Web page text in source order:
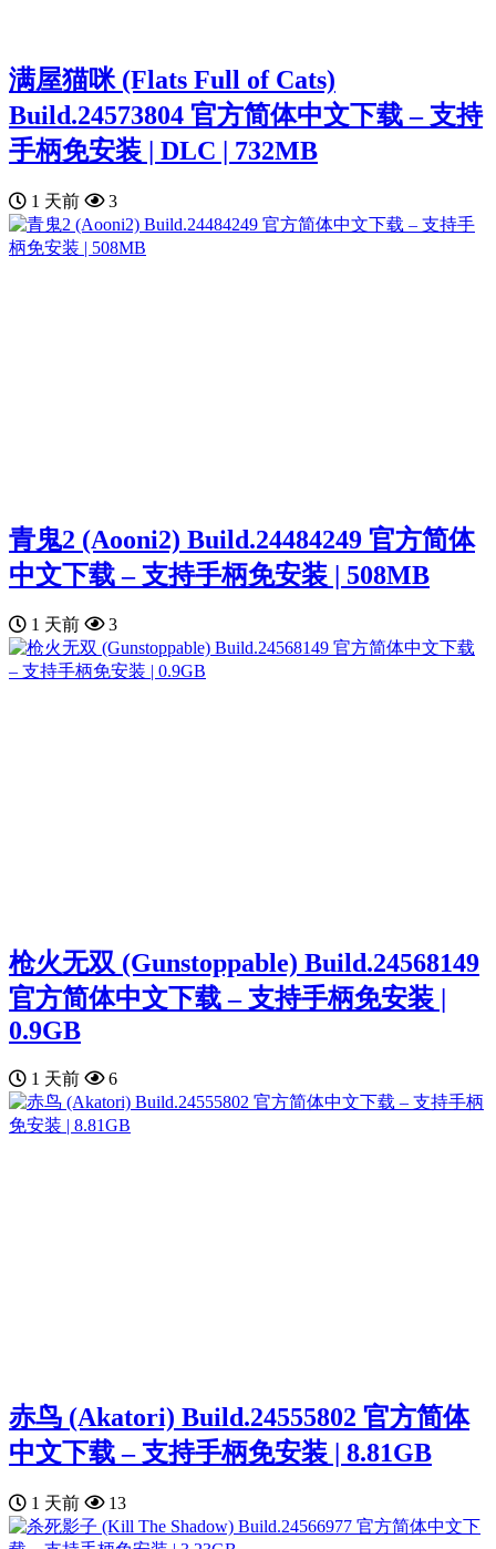
满屋猫咪 (Flats Full of Cats)
Build.24573804 官方简体中文下载 – 支持
手柄免安装 | DLC | 732MB
1 天前 3
青鬼2 (Aooni2) Build.24484249 官方简体
中文下载 – 支持手柄免安装 | 508MB
1 天前 3
枪火无双 (Gunstoppable) Build.24568149
官方简体中文下载 – 支持手柄免安装 |
0.9GB
1 天前 6
赤鸟 (Akatori) Build.24555802 官方简体
中文下载 – 支持手柄免安装 | 8.81GB
1 天前 13